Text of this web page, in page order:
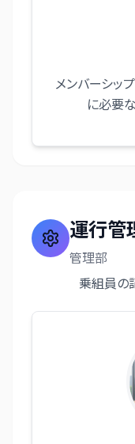
メンバーシッ
に必要
運行管
管理部
乗組員の